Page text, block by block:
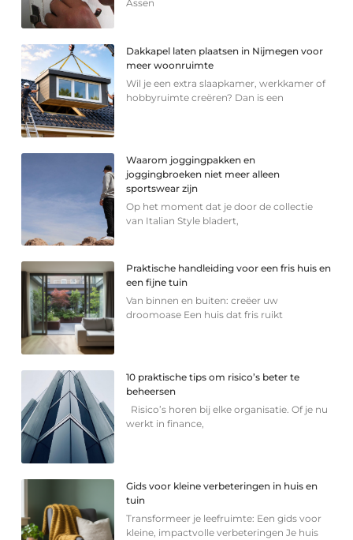
Assen
Dakkapel laten plaatsen in Nijmegen voor
meer woonruimte
Wil je een extra slaapkamer, werkkamer of
hobbyruimte creëren? Dan is een
Waarom joggingpakken en
joggingbroeken niet meer alleen
sportswear zijn
Op het moment dat je door de collectie
van Italian Style bladert,
Praktische handleiding voor een fris huis en
een fijne tuin
Van binnen en buiten: creëer uw
droomoase Een huis dat fris ruikt
10 praktische tips om risico’s beter te
beheersen
Risico’s horen bij elke organisatie. Of je nu
werkt in finance,
Gids voor kleine verbeteringen in huis en
tuin
Transformeer je leefruimte: Een gids voor
kleine, impactvolle verbeteringen Je huis